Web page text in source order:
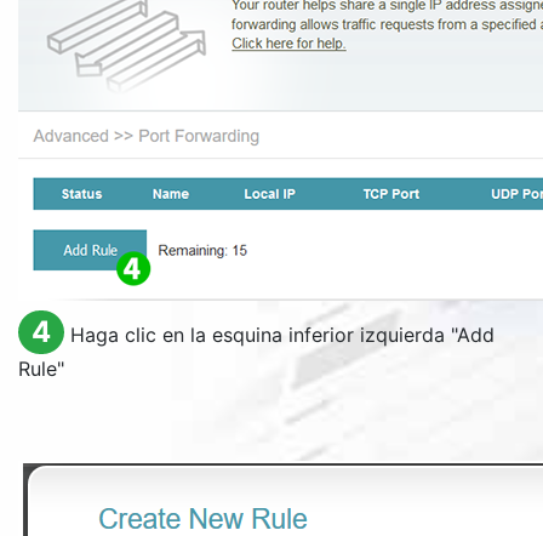
4 Haga clic en la esquina inferior izquierda "Add
Rule"